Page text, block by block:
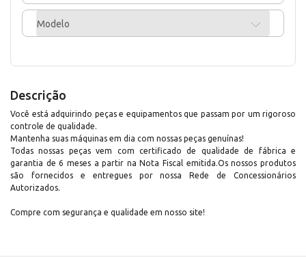
Modelo
Descrição
Você está adquirindo peças e equipamentos que passam por um rigoroso
controle de qualidade.
Mantenha suas máquinas em dia com nossas peças genuínas!
Todas nossas peças vem com certificado de qualidade de fábrica e
garantia de 6 meses a partir na Nota Fiscal emitida.Os nossos produtos
são fornecidos e entregues por nossa Rede de Concessionários
Autorizados.
Compre com segurança e qualidade em nosso site!